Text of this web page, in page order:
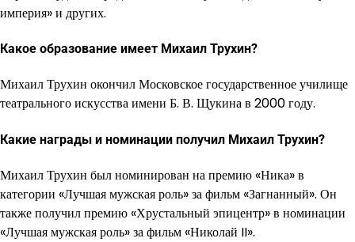
империя» и других.
Какое образование имеет Михаил Трухин?
Михаил Трухин окончил Московское государственное училище
театрального искусства имени Б. В. Щукина в 2000 году.
Какие награды и номинации получил Михаил Трухин?
Михаил Трухин был номинирован на премию «Ника» в
категории «Лучшая мужская роль» за фильм «Загнанный». Он
также получил премию «Хрустальный эпицентр» в номинации
«Лучшая мужская роль» за фильм «Николай II».